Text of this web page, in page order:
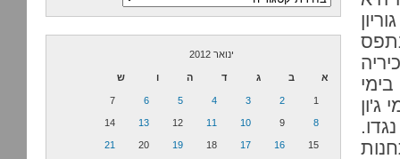
ג'ון
ינואר 2012
א ב ג ד ה ו ש
1
2
3
4
5
6
7
8
9
10
11
12
13
14
15
16
17
18
19
20
21